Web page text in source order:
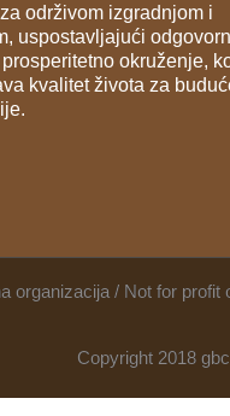
održivom izgradnjom i
uspostavljajući
okruženje,
kvalitet života za
organizacija / Not for
Copyright 2018